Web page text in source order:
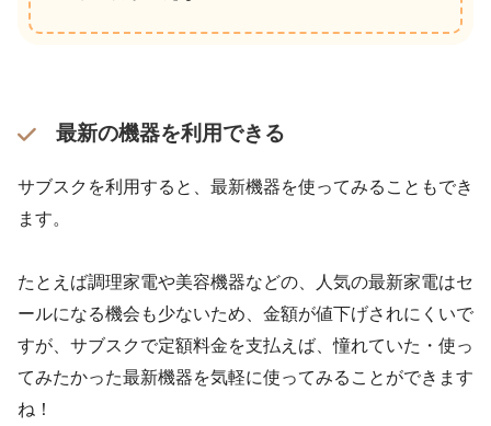
最新の機器を利用できる
サブスクを利用すると、最新機器を使ってみることもでき
ます。
たとえば調理家電や美容機器などの、人気の最新家電はセ
ールになる機会も少ないため、金額が値下げされにくいで
すが、サブスクで定額料金を支払えば、憧れていた・使っ
てみたかった最新機器を気軽に使ってみることができます
ね！